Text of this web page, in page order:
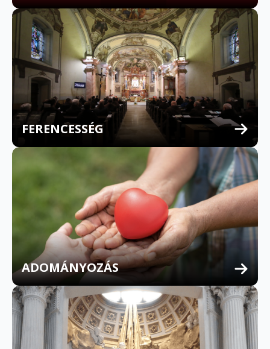
FERENCESSÉG
MULTILINGUAL CONFESSION
ADOMÁNYOZÁS